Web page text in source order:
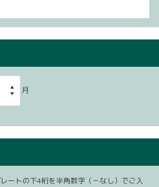
月
ートの下4桁を半角数字（－なし）でご入